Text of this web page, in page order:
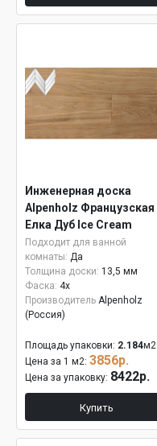
Инженерная доска
Alpenholz Французская
Елка Дуб Ice Cream
Подходит для ванной
комнаты: Да
Толщина доски: 13,5 мм
Фаска: 4x
Производитель Alpenholz
(Россия)
Площадь упаковки: 2.184м2
Цена за 1 м2: 3856р.
Цена за упаковку: 8422р.
Купить